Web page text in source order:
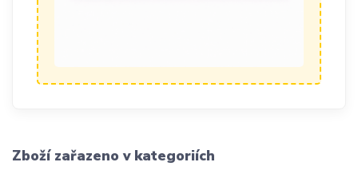
Zboží zařazeno v kategoriích